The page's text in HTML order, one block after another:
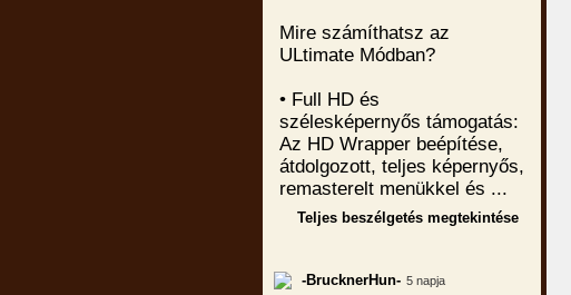
Mire számíthatsz az
ULtimate Módban?
• Full HD és
szélesképernyős támogatás:
Az HD Wrapper beépítése,
átdolgozott, teljes képernyős,
remasterelt menükkel és ...
Teljes beszélgetés megtekintése
-BrucknerHun- 5 napja